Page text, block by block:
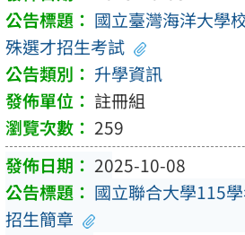
國立臺灣海洋大學
殊選才招生考試
升學資訊
註冊組
259
2025-10-08
國立聯合大學115
招生簡章